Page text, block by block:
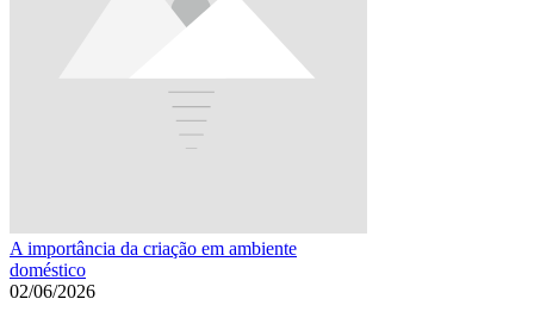
A importância da criação em ambiente
doméstico
02/06/2026